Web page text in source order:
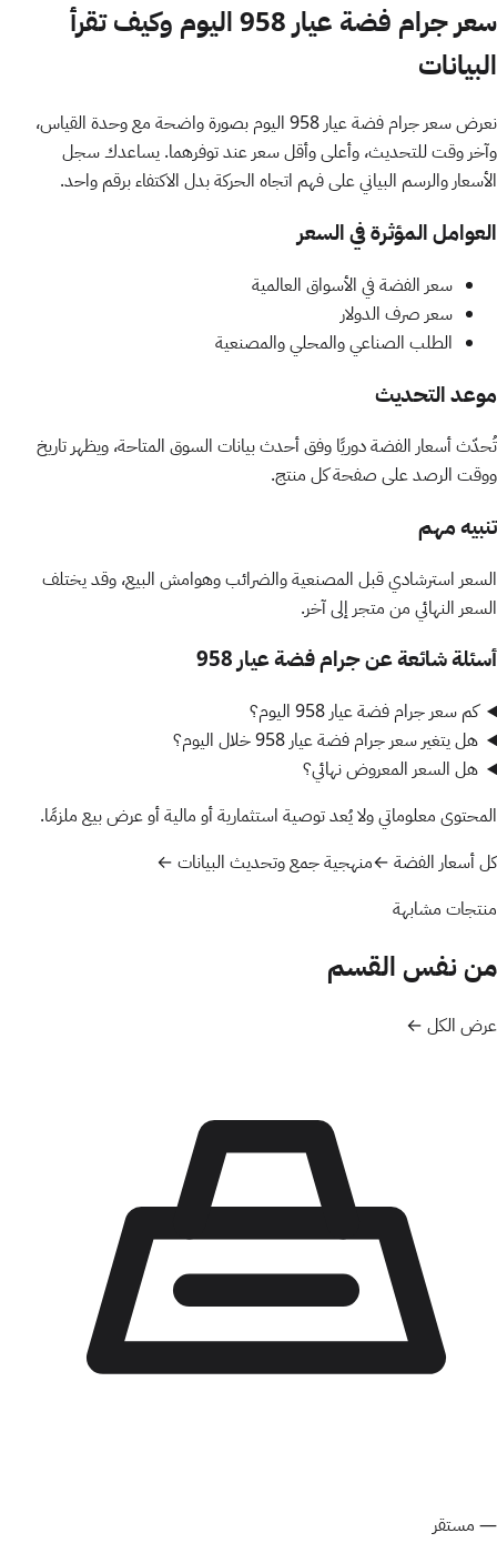
سعرجرام فضة عيار 958
اليوم وكيف تقرأ
البيانات
نعرض سعر جرام فضة عيار 958 اليوم بصورة واضحة مع وحدة القياس،
وآخر وقت للتحديث، وأعلى وأقل سعر عند توفرهما. يساعدك سجل
الأسعار والرسم البياني على فهم اتجاه الحركة بدل الاكتفاء برقم واحد.
العوامل المؤثرة في السعر
سعر الفضة في الأسواق العالمية
سعر صرف الدولار
الطلب الصناعي والمحلي والمصنعية
موعد التحديث
تُحدّث أسعار الفضة دوريًا وفق أحدث بيانات السوق المتاحة، ويظهر تاريخ
ووقت الرصد على صفحة كل منتج.
تنبيه مهم
السعر استرشادي قبل المصنعية والضرائب وهوامش البيع، وقد يختلف
السعر النهائي من متجر إلى آخر.
أسئلة شائعة عنجرام فضة عيار 958
كم سعر جرام فضة عيار 958
اليوم؟
هل يتغير سعر جرام فضة عيار 958
خلال اليوم؟
هل السعر المعروض نهائي؟
المحتوى معلوماتي ولا يُعد توصية استثمارية أو مالية أو عرض بيع ملزمًا.
كلأسعار الفضة ←منهجية جمع وتحديث البيانات ←
منتجات مشابهة
من نفس القسم
عرض الكل ←
— مستقر